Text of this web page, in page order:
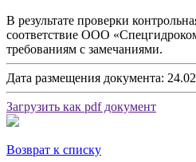
В результате проверки
соответствие ООО
требованиям с замечаниями.
Дата размещения документа:
Загрузить как pdf документ
Возврат к списку